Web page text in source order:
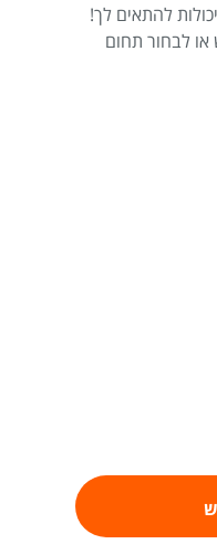
להתאים לך!
לבחור תחום